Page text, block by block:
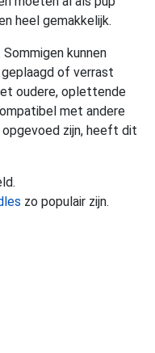
heel gemakkelijk.
kunnen
of verrast
oudere, oplettende
met andere
opgevoed zijn, heeft dit
zo populair zijn.